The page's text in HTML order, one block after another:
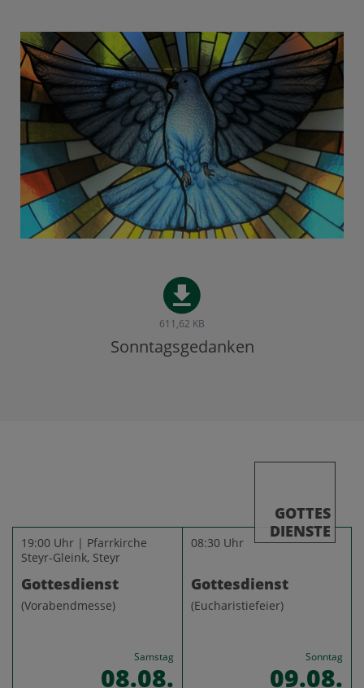
611,62 KB
Sonntagsgedanken
GOTTES
DIENSTE
19:00 Uhr | Pfarrkirche
Steyr-Gleink, Steyr
Gottesdienst
(Vorabendmesse)
Samstag
08.08.
08:30 Uhr
Gottesdienst
(Eucharistiefeier)
Sonntag
09.08.